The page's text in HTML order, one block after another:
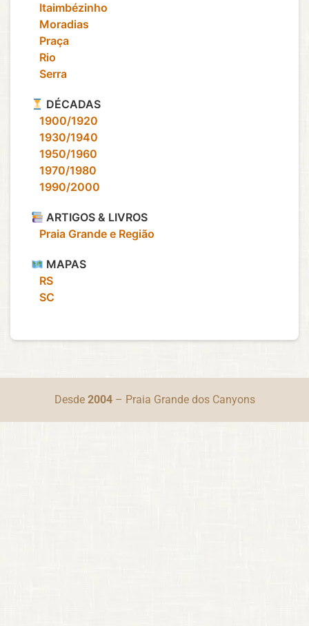
‎ ‎ ‎ Itaimbézinho
‎ ‎ ‎ Moradias
‎ ‎ ‎ Praça
‎ ‎ ‎ Rio
‎ ‎ ‎ Serra
DÉCADAS
‎ ‎ ‎ 1900/1920
‎ ‎ ‎ 1930/1940
‎ ‎ ‎ 1950/1960
‎ ‎ ‎ 1970/1980
‎ ‎ ‎ 1990/2000
ARTIGOS & LIVROS
‎ ‎ ‎ Praia Grande e Região
MAPAS
‎ ‎ ‎ RS
‎ ‎ ‎ SC
Desde 2004– Praia Grande dos Canyons